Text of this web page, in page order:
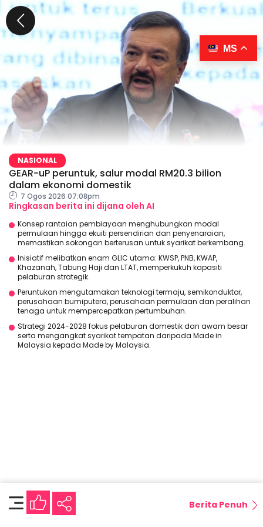
NASIONAL
GEAR-uP peruntuk, salur modal RM20.3 bilion
dalam ekonomi domestik
7 Ogos 2026 07:08pm
Ringkasan berita ini dijana oleh AI
Konsep rantaian pembiayaan menghubungkan modal
permulaan hingga ekuiti persendirian dan penyenaraian,
memastikan sokongan berterusan untuk syarikat berkembang.
Inisiatif melibatkan enam GLIC utama: KWSP, PNB, KWAP,
Khazanah, Tabung Haji dan LTAT, memperkukuh kapasiti
pelaburan strategik.
Peruntukan mengutamakan teknologi termaju, semikonduktor,
perusahaan bumiputera, perusahaan permulaan dan peralihan
tenaga untuk mempercepatkan pertumbuhan.
Strategi 2024-2028 fokus pelaburan domestik dan awam besar
serta mengangkat syarikat tempatan daripada Made in
Malaysia kepada Made by Malaysia.
Berita Penuh
MS